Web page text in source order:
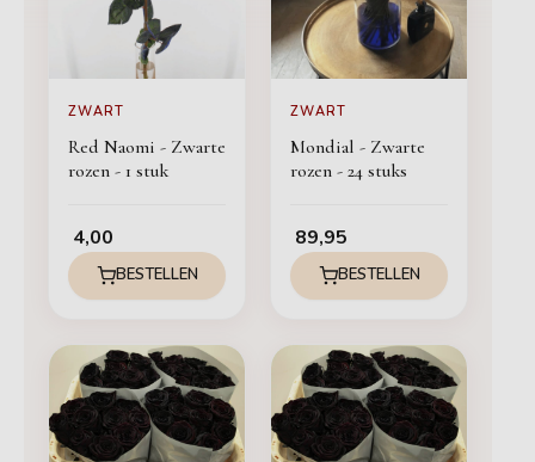
ZWART
Red Naomi - Zwarte
rozen - 1 stuk
4,00
BESTELLEN
ZWART
Mondial - Zwarte
rozen - 24 stuks
89,95
BESTELLEN